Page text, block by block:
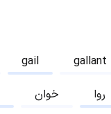
gail gallant
خوان روا